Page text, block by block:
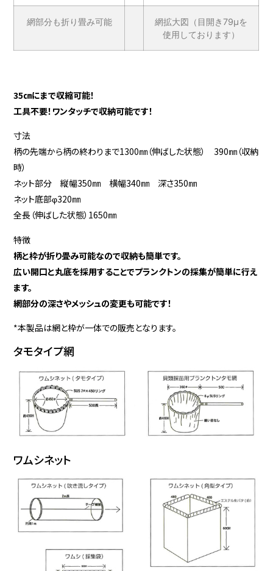
網部分も折り畳み可能
網拡大図（目開き79μを
使用しております）
35㎝にまで収縮可能！
工具不要！ワンタッチで収納可能です！
寸法
柄の先端から柄の終わりまで1300㎜（伸ばした状態） 390㎜（収納
時）
ネット部分 縦幅350㎜ 横幅340㎜ 深さ350㎜
ネット底部φ320㎜
全長（伸ばした状態）1650㎜
特徴
柄と枠が折り畳み可能なので収納も簡単です。
広い開口と丸底を採用することでプランクトンの採集が簡単に行え
ます。
網部分の深さやメッシュの変更も可能です！
*本製品は網と枠が一体での販売となります。
タモタイプ網
ワムシネット